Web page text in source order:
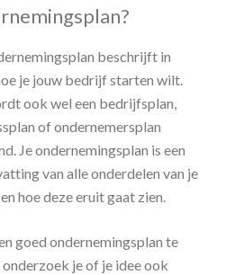
beschrijft in
je jouw bedrijf starten wilt.
ook wel een bedrijfsplan,
of ondernemersplan
Je ondernemingsplan is een
van alle onderdelen van je
hoe deze eruit gaat zien.
goed ondernemingsplan te
onderzoek je of je idee ook